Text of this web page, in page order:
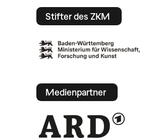
Stifter des ZKM
Medienpartner